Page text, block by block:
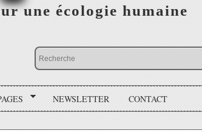
une écologie humaine
NEWSLETTER CONTACT